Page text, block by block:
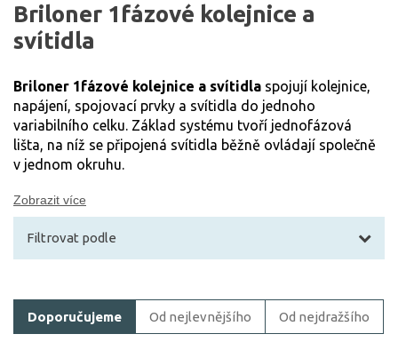
Briloner 1fázové kolejnice a
svítidla
Briloner 1fázové kolejnice a svítidla spojují kolejnice,
napájení, spojovací prvky a svítidla do jednoho
variabilního celku. Základ systému tvoří jednofázová
lišta, na níž se připojená svítidla běžně ovládají společně
v jednom okruhu.
Zobrazit více
Filtrovat podle
Doporučujeme Od nejlevnějšího Od nejdražšího